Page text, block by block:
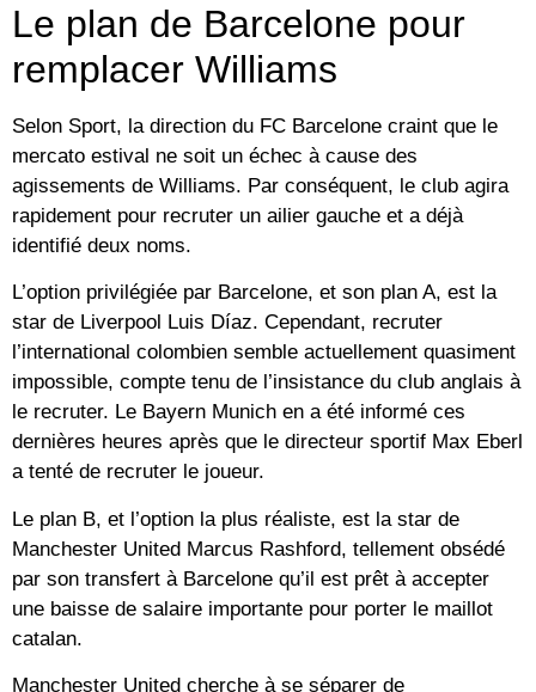
Le plan de Barcelone pour
remplacer Williams
Selon Sport, la direction du FC Barcelone craint que le
mercato estival ne soit un échec à cause des
agissements de Williams. Par conséquent, le club agira
rapidement pour recruter un ailier gauche et a déjà
identifié deux noms.
L’option privilégiée par Barcelone, et son plan A, est la
star de Liverpool Luis Díaz. Cependant, recruter
l’international colombien semble actuellement quasiment
impossible, compte tenu de l’insistance du club anglais à
le recruter. Le Bayern Munich en a été informé ces
dernières heures après que le directeur sportif Max Eberl
a tenté de recruter le joueur.
Le plan B, et l’option la plus réaliste, est la star de
Manchester United Marcus Rashford, tellement obsédé
par son transfert à Barcelone qu’il est prêt à accepter
une baisse de salaire importante pour porter le maillot
catalan.
Manchester United cherche à se séparer de